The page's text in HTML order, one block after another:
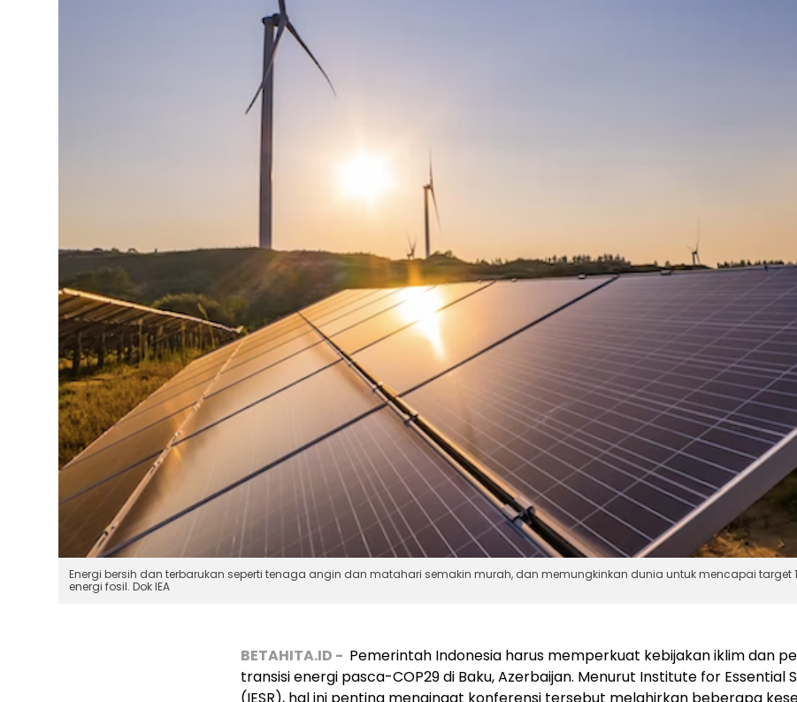
Energi bersih dan terbarukan seperti tenaga angin dan matahari semakin murah, dan memungkinkan dunia untuk mencapai
energi fosil. Dok IEA
BETAHITA.ID - Pemerintah Indonesia harus memperkuat kebijakan iklim dan
transisi energi pasca-COP29 di Baku, Azerbaijan. Menurut Institute for Essential
(IESR), hal ini penting mengingat konferensi tersebut melahirkan beberapa